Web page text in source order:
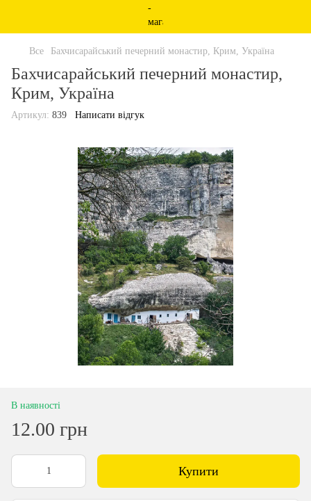
Все Бахчисарайський печерний монастир, Крим, Україна
Бахчисарайський печерний монастир,
Крим, Україна
Артикул: 839 Написати відгук
В наявності
12.00 грн
Купити